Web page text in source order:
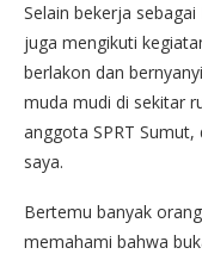
Selain bekerja
juga mengikuti
berlakon dan
muda mudi di sekitar
anggota SPRT
saya.
Bertemu banyak
memahami bahwa